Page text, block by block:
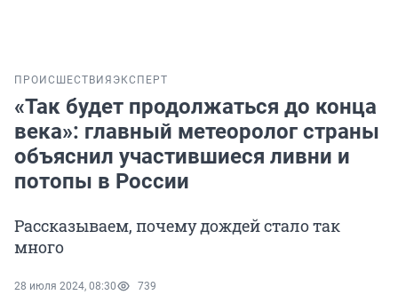
ПРОИСШЕСТВИЯ ЭКСПЕРТ
«Так будет продолжаться до конца
века»: главный метеоролог страны
объяснил участившиеся ливни и
потопы в России
Рассказываем, почему дождей стало так
много
28 июля 2024, 08:30 739